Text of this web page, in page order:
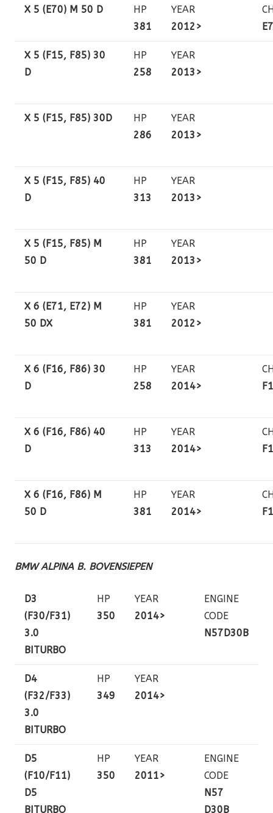
X 5 (E70) M 50 D
HP
381
YEAR
2012>
X 5 (F15, F85) 30
D
HP
258
YEAR
2013>
X 5 (F15, F85) 30D
HP
286
YEAR
2013>
X 5 (F15, F85) 40
D
HP
313
YEAR
2013>
X 5 (F15, F85) M
50 D
HP
381
YEAR
2013>
X 6 (E71, E72) M
50 DX
HP
381
YEAR
2012>
X 6 (F16, F86) 30
D
HP
258
YEAR
2014>
X 6 (F16, F86) 40
D
HP
313
YEAR
2014>
X 6 (F16, F86) M
50 D
HP
381
YEAR
2014>
BMW ALPINA B. BOVENSIEPEN
D3
(F30/F31)
3.0
BITURBO
HP
350
YEAR
2014>
ENGINE
CODE
N57D30B
D4
(F32/F33)
3.0
BITURBO
HP
349
YEAR
2014>
D5
(F10/F11)
D5
BITURBO
HP
350
YEAR
2011>
ENGINE
CODE
N57
D30B